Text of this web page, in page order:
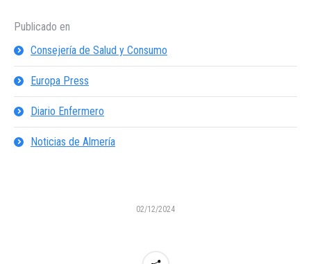
Publicado en
Consejería de Salud y Consumo
Europa Press
Diario Enfermero
Noticias de Almería
02/12/2024